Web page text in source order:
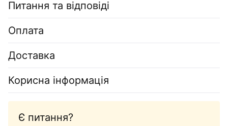
Питання та відповіді
Оплата
Доставка
Корисна інформація
Є питання?